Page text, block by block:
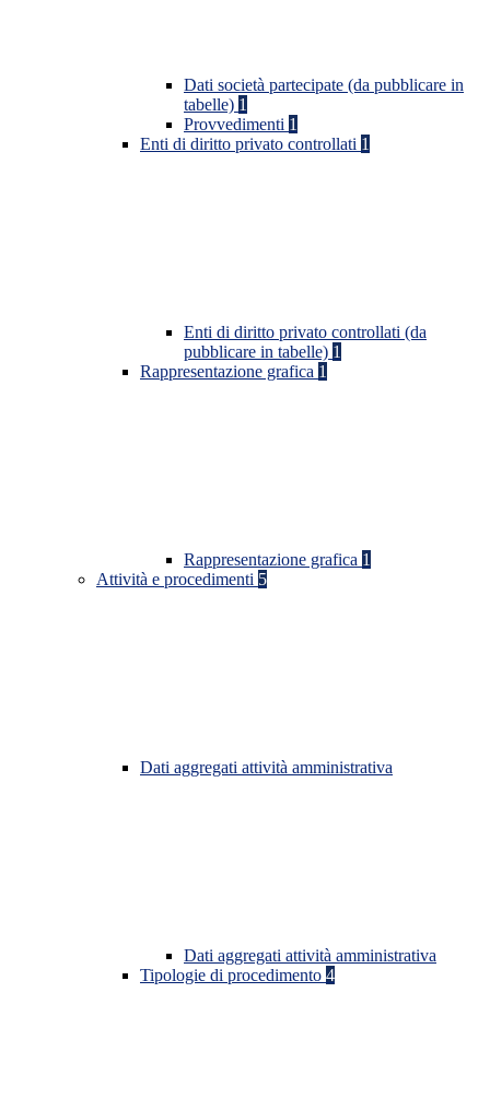
Dati società partecipate (da pubblicare in
tabelle) 1
Provvedimenti 1
Enti di diritto privato controllati 1
Enti di diritto privato controllati (da
pubblicare in tabelle) 1
Rappresentazione grafica 1
Rappresentazione grafica 1
Attività e procedimenti 5
Dati aggregati attività amministrativa
Dati aggregati attività amministrativa
Tipologie di procedimento 4